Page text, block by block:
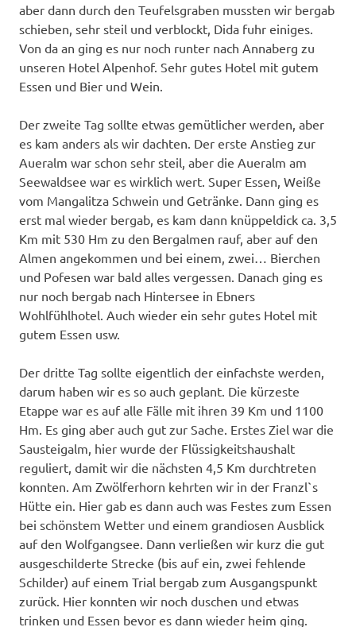
aber dann durch den Teufelsgraben mussten wir bergab
schieben, sehr steil und verblockt, Dida fuhr einiges.
Von da an ging es nur noch runter nach Annaberg zu
unseren Hotel Alpenhof. Sehr gutes Hotel mit gutem
Essen und Bier und Wein.
Der zweite Tag sollte etwas gemütlicher werden, aber
es kam anders als wir dachten. Der erste Anstieg zur
Aueralm war schon sehr steil, aber die Aueralm am
Seewaldsee war es wirklich wert. Super Essen, Weiße
vom Mangalitza Schwein und Getränke. Dann ging es
erst mal wieder bergab, es kam dann knüppeldick ca. 3,5
Km mit 530 Hm zu den Bergalmen rauf, aber auf den
Almen angekommen und bei einem, zwei… Bierchen
und Pofesen war bald alles vergessen. Danach ging es
nur noch bergab nach Hintersee in Ebners
Wohlfühlhotel. Auch wieder ein sehr gutes Hotel mit
gutem Essen usw.
Der dritte Tag sollte eigentlich der einfachste werden,
darum haben wir es so auch geplant. Die kürzeste
Etappe war es auf alle Fälle mit ihren 39 Km und 1100
Hm. Es ging aber auch gut zur Sache. Erstes Ziel war die
Sausteigalm, hier wurde der Flüssigkeitshaushalt
reguliert, damit wir die nächsten 4,5 Km durchtreten
konnten. Am Zwölferhorn kehrten wir in der Franzl`s
Hütte ein. Hier gab es dann auch was Festes zum Essen
bei schönstem Wetter und einem grandiosen Ausblick
auf den Wolfgangsee. Dann verließen wir kurz die gut
ausgeschilderte Strecke (bis auf ein, zwei fehlende
Schilder) auf einem Trial bergab zum Ausgangspunkt
zurück. Hier konnten wir noch duschen und etwas
trinken und Essen bevor es dann wieder heim ging.